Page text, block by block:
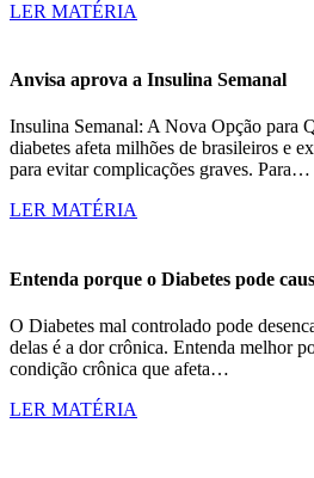
LER MATÉRIA
Anvisa aprova a Insulina Semanal
Insulina Semanal: A Nova Opção para
diabetes afeta milhões de brasileiros e
para evitar complicações graves. Para…
LER MATÉRIA
Entenda porque o Diabetes pode
O Diabetes mal controlado pode
delas é a dor crônica. Entenda melhor
condição crônica que afeta…
LER MATÉRIA